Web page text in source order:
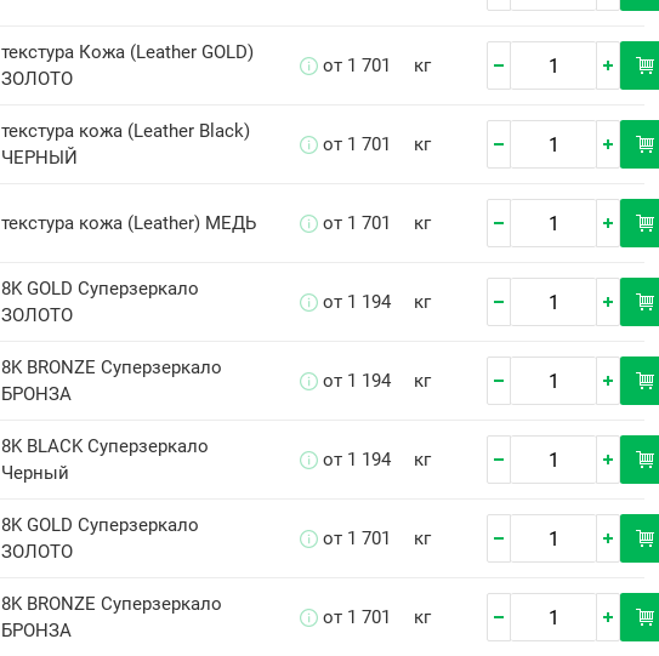
текстура Кожа (Leather GOLD)
ЗОЛОТО
от 1 701 кг
текстура кожа (Leather Black)
ЧЕРНЫЙ
от 1 701 кг
текстура кожа (Leather) МЕДЬ от 1 701 кг
8K GOLD Суперзеркало
ЗОЛОТО
от 1 194 кг
8K BRONZE Суперзеркало
БРОНЗА
от 1 194 кг
8K BLACK Суперзеркало
Черный
от 1 194 кг
8K GOLD Суперзеркало
ЗОЛОТО
от 1 701 кг
8K BRONZE Суперзеркало
БРОНЗА
от 1 701 кг